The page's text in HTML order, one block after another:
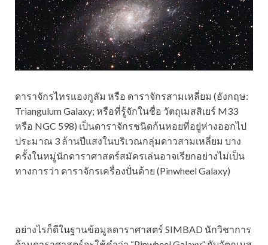
ดาราจักรไทรแองกูลัม หรือ ดาราจักรสามเหลี่ยม (อังกฤษ:
Triangulum Galaxy; หรือที่รู้จักในชื่อ วัตถุเมสสิเยร์ M33
หรือ NGC 598) เป็นดาราจักรชนิดก้นหอยที่อยู่ห่างออกไป
ประมาณ 3 ล้านปีแสงในบริเวณกลุ่มดาวสามเหลี่ยม บาง
ครั้งในหมู่นักดาราศาสตร์สมัครเล่นอาจเรียกอย่างไม่เป็น
ทางการว่า ดาราจักรเครื่องปั่นด้าย (Pinwheel Galaxy)
อย่างไรก็ดีในฐานข้อมูลดาราศาสตร์ SIMBAD นักวิชาการ